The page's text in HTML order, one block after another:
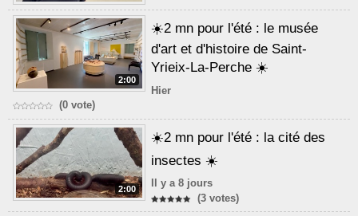
2:00
☀️2 mn pour l'été : le musée
d'art et d'histoire de Saint-
Yrieix-La-Perche ☀️
Hier
(0 vote)
2:00
☀️2 mn pour l'été : la cité des
insectes ☀️
Il y a 8 jours
(3 votes)